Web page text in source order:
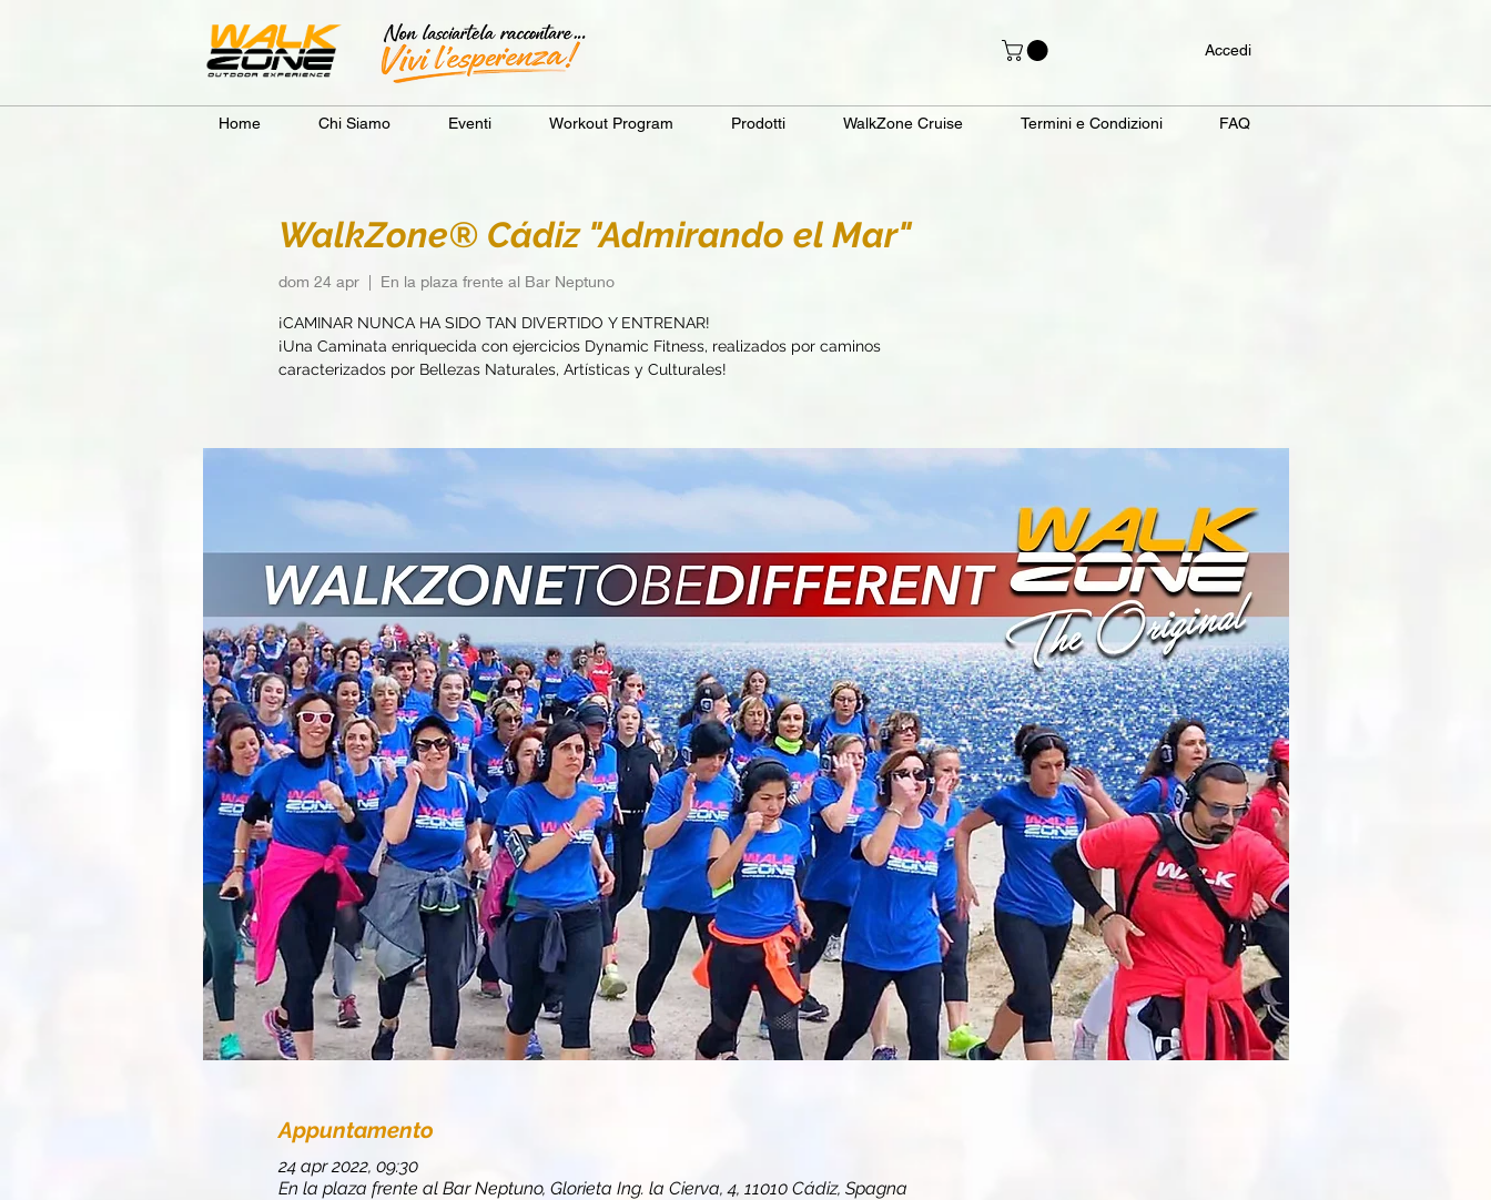
Accedi
Home Chi Siamo Eventi Workout Program Prodotti WalkZone Cruise Termini e Condizioni FAQ
WalkZone® Cádiz "Admirando el Mar"
dom 24 apr
  |
En la plaza frente al Bar Neptuno
¡CAMINAR NUNCA HA SIDO TAN DIVERTIDO Y ENTRENAR!
¡Una Caminata enriquecida con ejercicios Dynamic Fitness, realizados por caminos
caracterizados por Bellezas Naturales, Artísticas y Culturales!
Appuntamento
24 apr 2022, 09:30
En la plaza frente al Bar Neptuno, Glorieta Ing. la Cierva, 4, 11010 Cádiz, Spagna